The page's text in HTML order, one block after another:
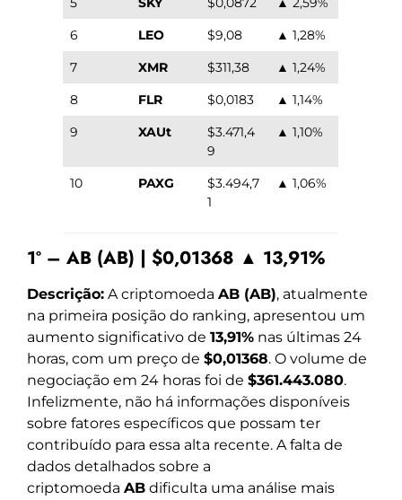
6
LEO $9,08
▲ 1,28%
7
XMR $311,38
▲ 1,24%
8
FLR $0,0183
▲ 1,14%
9
XAUt
$3.471,4
9
▲ 1,10%
10 PAXG
$3.494,7
1
▲ 1,06%
1º – AB (AB) | $0,01368 ▲ 13,91%
Descrição: A criptomoeda AB (AB), atualmente
na primeira posição do ranking, apresentou um
aumento significativo de 13,91% nas últimas 24
horas, com um preço de $0,01368. O volume de
negociação em 24 horas foi de $361.443.080.
Infelizmente, não há informações disponíveis
sobre fatores específicos que possam ter
contribuído para essa alta recente. A falta de
dados detalhados sobre a
criptomoeda AB dificulta uma análise mais